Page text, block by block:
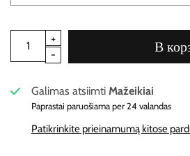
В
Galimas atsiimtiMažeikiai
Paprastai paruošiama per 24 valandas
Patikrinkite prieinamumą kitose